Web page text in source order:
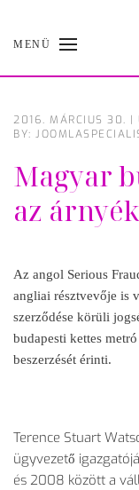
Skip
MENÜ
2016. MÁRCIUS 30. |
BY:
Magyar
az
Az angol Serious
angliai résztvevője is
szerződése körüli
budapesti kettes
beszerzését érinti.
Terence Stuart
ügyvezető
és 2008 között a